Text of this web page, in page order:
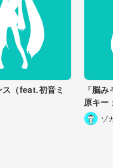
思うと決めているが周りは
めく障害物焦りだす
流れが体を揺さぶる負けて
なことを繰り返し安らげる
まま流れて先まで行くなら
波も打ち消されていく
なことをしないよう成長を
ら湧き出た水流れるうち円
まで続く海に流れ込んで終わ
（feat.初音ミ
「脳
原キー
ゾ